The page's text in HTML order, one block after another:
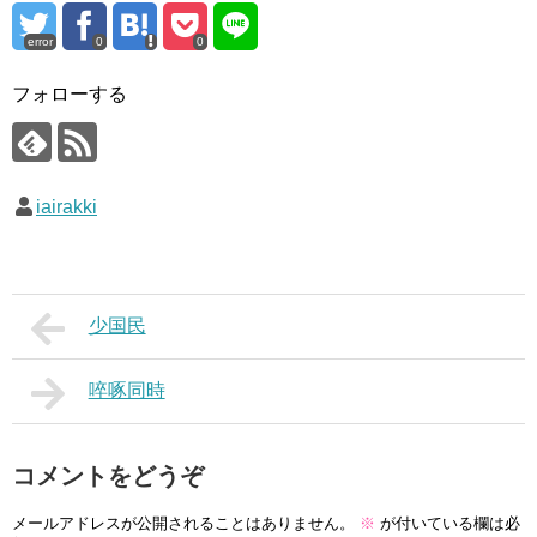
error 0 0
フォローする
iairakki
少国民
啐啄同時
コメントをどうぞ
メールアドレスが公開されることはありません。 ※ が付いている欄は必